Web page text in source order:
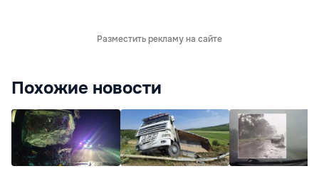
Разместить рекламу на сайте
Похожие новости